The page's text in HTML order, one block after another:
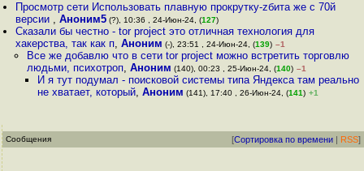
Просмотр сети Использовать плавную прокрутку-zбита же c 70й
версии ,Аноним5 (?), 10:36 , 24-Июн-24, (127)
Сказали бы честно - tor project это отличная технология для
хакерства, так как п,Аноним (-), 23:51 , 24-Июн-24, (139) –1
Все же добавлю что в сети tor project можно встретить торговлю
людьми, психотроп, Аноним (140), 00:23 , 25-Июн-24, (140) –1
И я тут подумал - поисковой системы типа Яндекса там реально
не хватает, который, Аноним (141), 17:40 , 26-Июн-24, (141) +1
Сообщения [Сортировка по времени | RSS]